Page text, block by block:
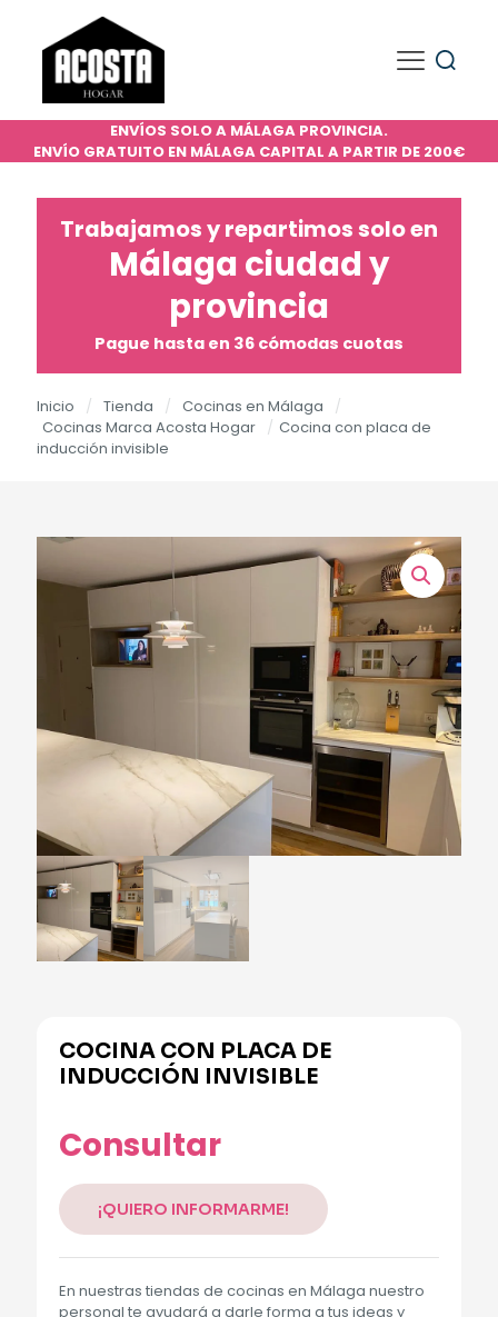
ENVÍOS SOLO A MÁLAGA PROVINCIA.
ENVÍO GRATUITO EN MÁLAGA CAPITAL A PARTIR DE 200€
Trabajamos y repartimos solo en
Málaga ciudad y
provincia
Pague hasta en 36 cómodas cuotas
Inicio / Tienda / Cocinas en Málaga
/
Cocinas Marca Acosta Hogar / Cocina con placa de
inducción invisible
COCINA CON PLACA DE
INDUCCIÓN INVISIBLE
Consultar
¡QUIERO INFORMARME!
En nuestras tiendas de cocinas en Málaga nuestro
personal te ayudará a darle forma a tus ideas y